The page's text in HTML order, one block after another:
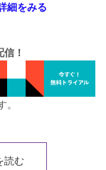
細をみる
！
読む